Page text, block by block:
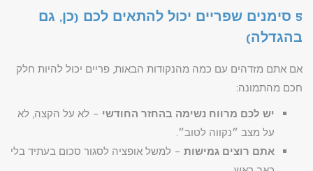
5 סימנים שפריים יכול להתאים לכם (כן, גם
בהגדלה)
אם אתם מזדהים עם כמה מהנקודות הבאות, פריים יכול להיות חלק
חכם מהתמונה:
יש לכם מרווח נשימה בהחזר החודשי – לא על הקצה, לא
על מצב ״נקווה לטוב״.
אתם רוצים גמישות – למשל אופציה לסגור סכום בעתיד בלי